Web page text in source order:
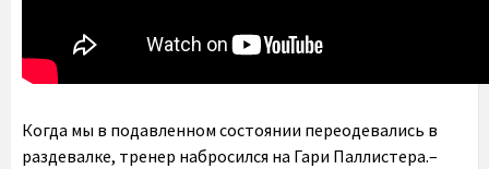
Когда мы в подавленном состоянии переодевались в
раздевалке, тренер набросился на Гари Паллистера.–